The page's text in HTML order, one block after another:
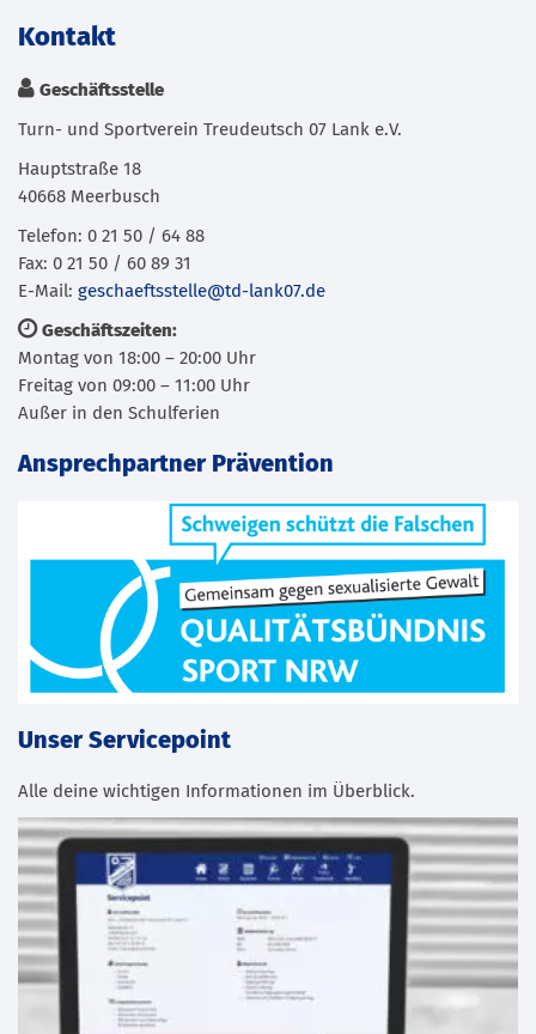
Kontakt
Geschäftsstelle
Turn- und Sportverein Treudeutsch 07 Lank e.V.
Hauptstraße 18
40668 Meerbusch
Telefon: 0 21 50 / 64 88
Fax: 0 21 50 / 60 89 31
E-Mail: geschaeftsstelle@td-lank07.de
Geschäftszeiten:
Montag von 18:00 – 20:00 Uhr
Freitag von 09:00 – 11:00 Uhr
Außer in den Schulferien
Ansprechpartner Prävention
Unser Servicepoint
Alle deine wichtigen Informationen im Überblick.